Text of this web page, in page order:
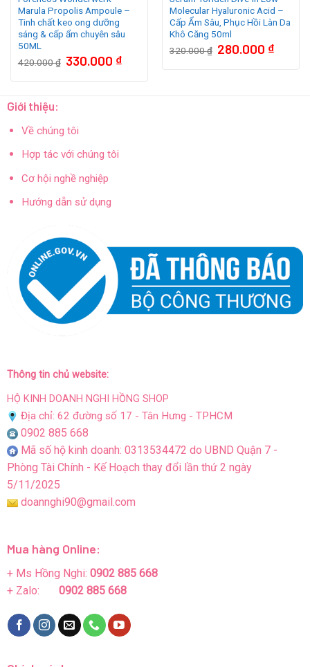
Marula Propolis Ampoule –
Tinh chất keo ong dưỡng
sáng & cấp ẩm chuyên sâu
50ML
420.000₫ Giá
gốc
330.000 ₫Giá
hiện
Molecular Hyaluronic Acid –
Cấp Ẩm Sâu, Phục Hồi Làn Da
Khô Căng 50ml
320.000₫ Giá
gốc
280.000 ₫Giá
hiện
Giới thiệu:
Về chúng tôi
Hợp tác với chúng tôi
Cơ hội nghề nghiệp
Hướng dẫn sử dụng
Thông tin chủ website:
HỘ KINH DOANH NGHI HỒNG SHOP
Địa chỉ: 62 đường số 17 - Tân Hưng - TPHCM
0902 885 668
Mã số hộ kinh doanh: 0313534472 do UBND Quận 7 -
Phòng Tài Chính - Kế Hoạch thay đổi lần thứ 2 ngày
5/11/2025
doannghi90@gmail.com
Mua hàng Online:
+ Ms Hồng Nghi: 0902 885 668
+ Zalo: 0902 885 668